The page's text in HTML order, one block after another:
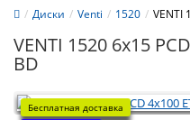
Диски Venti 1520 VENTI
VENTI 1520 6x15
BD
Бесплатная доставка